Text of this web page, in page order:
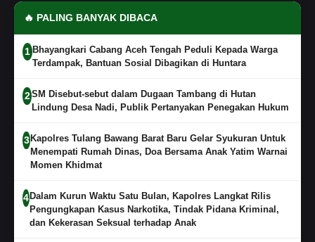
🔥 PALING BANYAK DIBACA
1 Bhayangkari Cabang Aceh Tengah Peduli Kepada Warga
Terdampak, Bantuan Sosial Dibagikan di Huntara
2SM Disebut-sebut dalam Dugaan Tambang di Hutan
Lindung Desa Nadi, Publik Pertanyakan Penegakan Hukum
3Kapolres Tulang Bawang Barat Baru Gelar Syukuran Untuk
Menempati Rumah Dinas, Doa Bersama Anak Yatim Warnai
Momen Khidmat
4Dalam Kurun Waktu Satu Bulan, Kapolres Langkat Rilis
Pengungkapan Kasus Narkotika, Tindak Pidana Kriminal,
dan Kekerasan Seksual terhadap Anak